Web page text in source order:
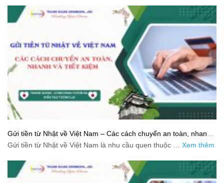
Gửi tiền từ Nhật về Việt Nam – Các cách chuyển an toàn, nhanh
và tiết kiệm
Gửi tiền từ Nhật về Việt Nam là nhu cầu quen thuộc … Xem thêm